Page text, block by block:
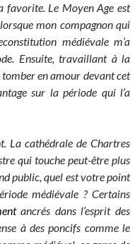
favorite. Le Moyen Age est
mon compagnon qui
médiévale m’a
Ensuite, travaillant à la
en amour devant cet
sur la période qui l’a
La cathédrale de Chartres
qui touche peut-être plus
public, quel est votre point
médiévale ? Certains
ancrés dans l’esprit des
à des poncifs comme le